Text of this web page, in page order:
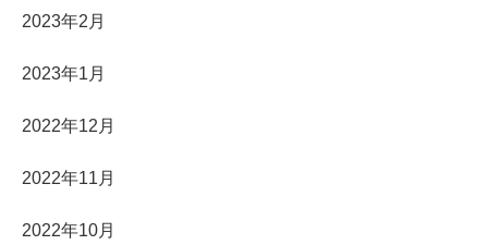
2023年2月
2023年1月
2022年12月
2022年11月
2022年10月